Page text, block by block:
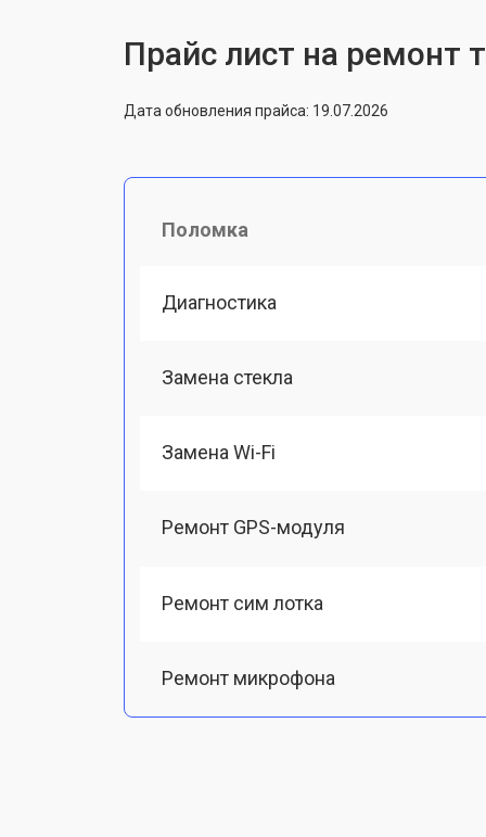
Прайс лист на ремонт
Дата обновления прайса: 19.07.2026
Поломка
Диагностика
Замена стекла
Замена Wi-Fi
Ремонт GPS-модуля
Ремонт сим лотка
Ремонт микрофона